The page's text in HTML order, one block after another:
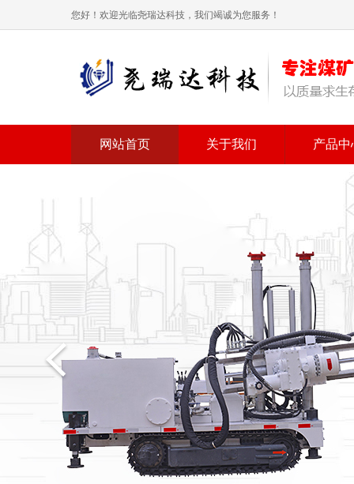
您好！欢迎光临尧瑞达科技，我们竭诚为您服务！
网站首页 关于我们 产品中